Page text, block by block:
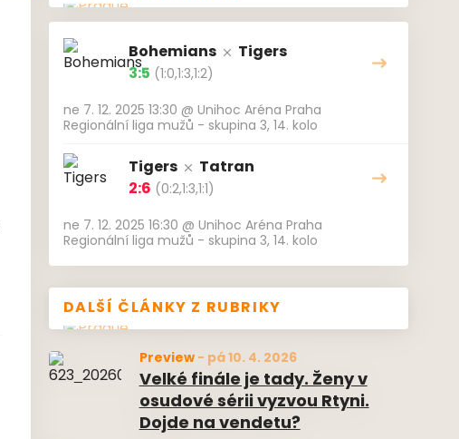
Bohemians
Tigers
3:5 (1:0,1:3,1:2)
ne 7. 12. 2025 13:30 @ Unihoc Aréna Praha
Regionální liga mužů - skupina 3, 14. kolo
Tigers
Tatran
2:6 (0:2,1:3,1:1)
ne 7. 12. 2025 16:30 @ Unihoc Aréna Praha
Regionální liga mužů - skupina 3, 14. kolo
DALŠÍ ČLÁNKY Z RUBRIKY
Preview- pá 10. 4. 2026
Velké finále je tady. Ženy v
osudové sérii vyzvou Rtyni.
Dojde na vendetu?